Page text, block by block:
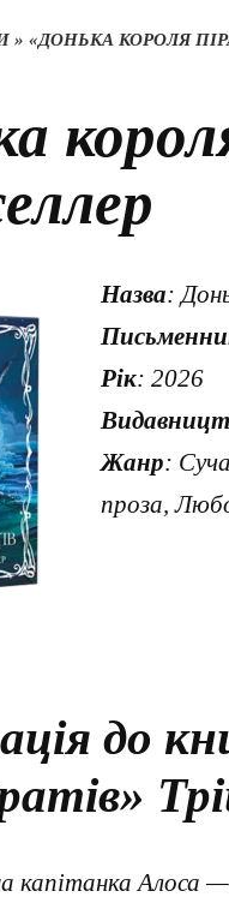
» «ДОНЬКА КОРОЛЯ
Назва:
Рік: 2026
Жанр:
проза,
до
капітанка Алоса